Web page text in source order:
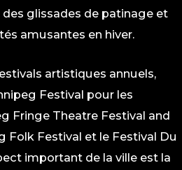
des glissades de patinage et
amusantes en hiver.
artistiques annuels,
Festival pour les
Fringe Theatre Festival and
Folk Festival et le Festival Du
important de la ville est la